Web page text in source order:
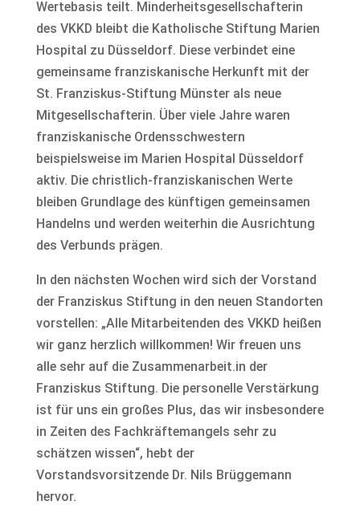
Wertebasis teilt. Minderheitsgesellschafterin
des VKKD bleibt die Katholische Stiftung Marien
Hospital zu Düsseldorf. Diese verbindet eine
gemeinsame franziskanische Herkunft mit der
St. Franziskus-Stiftung Münster als neue
Mitgesellschafterin. Über viele Jahre waren
franziskanische Ordensschwestern
beispielsweise im Marien Hospital Düsseldorf
aktiv. Die christlich-franziskanischen Werte
bleiben Grundlage des künftigen gemeinsamen
Handelns und werden weiterhin die Ausrichtung
des Verbunds prägen.
In den nächsten Wochen wird sich der Vorstand
der Franziskus Stiftung in den neuen Standorten
vorstellen: „Alle Mitarbeitenden des VKKD heißen
wir ganz herzlich willkommen! Wir freuen uns
alle sehr auf die Zusammenarbeit.in der
Franziskus Stiftung. Die personelle Verstärkung
ist für uns ein großes Plus, das wir insbesondere
in Zeiten des Fachkräftemangels sehr zu
schätzen wissen“, hebt der
Vorstandsvorsitzende Dr. Nils Brüggemann
hervor.